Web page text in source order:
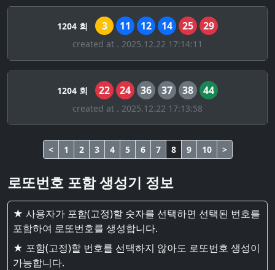
1204 회 3 11 12 14 25 29
created at . 2025.12.22 17:14:11
1204 회 22 24 36 37 38 44
created at . 2025.12.22 17:13:58
< 1 2 3 4 5 6 7 8 9 10 >
로또번호 포함 생성기 정보
★ 사용자가 포함(고정)할 숫자를 선택하면 선택된 번호를
포함하여 로또번호를 생성합니다.
★ 포함(고정)할 번호를 선택하지 않아도 로또번호 생성이
가능합니다.